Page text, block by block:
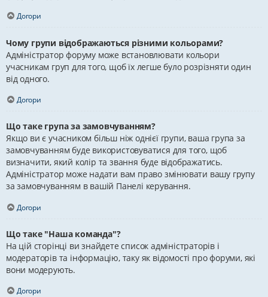
Догори
Чому групи відображаються різними кольорами?
Адміністратор форуму може встановлювати кольори
учасникам груп для того, щоб їх легше було розрізняти один
від одного.
Догори
Що таке група за замовчуванням?
Якщо ви є учасником більш ніж однієї групи, ваша група за
замовчуванням буде використовуватися для того, щоб
визначити, який колір та звання буде відображатись.
Адміністратор може надати вам право змінювати вашу групу
за замовчуванням в вашій Панелі керування.
Догори
Що таке "Наша команда"?
На цій сторінці ви знайдете список адміністраторів і
модераторів та інформацію, таку як відомості про форуми, які
вони модерують.
Догори